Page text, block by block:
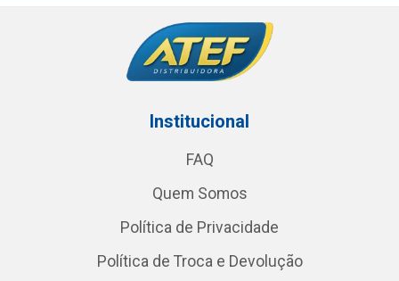
Institucional
FAQ
Quem Somos
Política de Privacidade
Política de Troca e Devolução